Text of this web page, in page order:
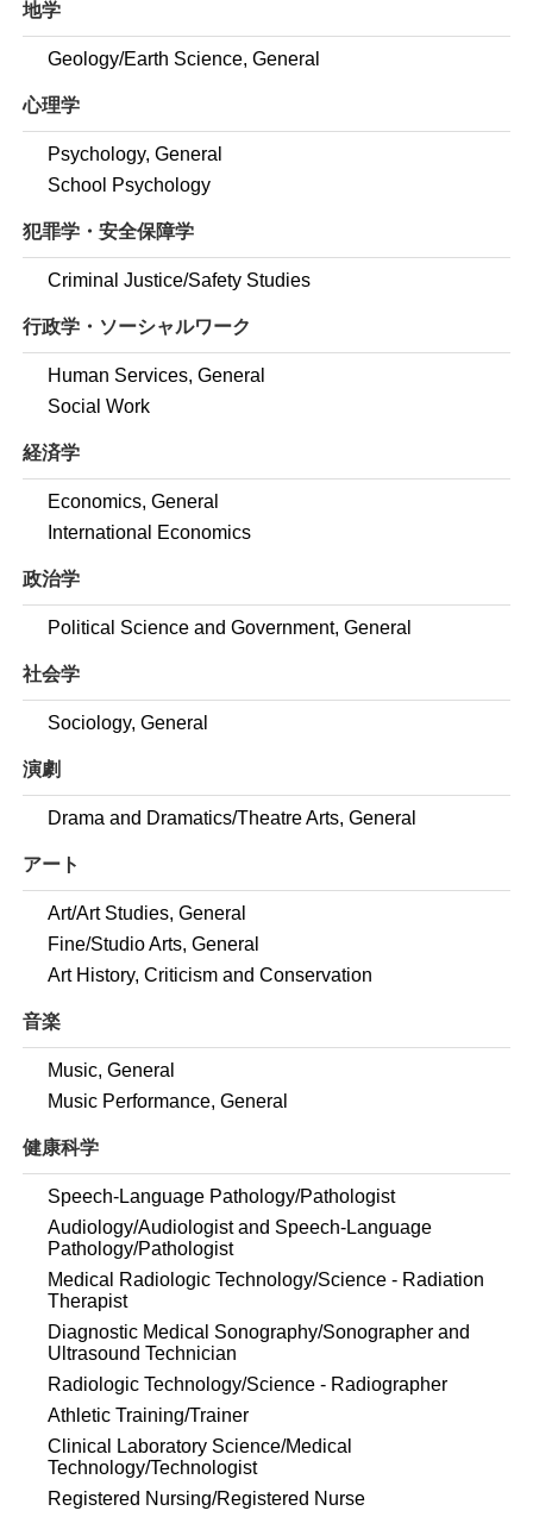
地学
Geology/Earth Science, General
心理学
Psychology, General
School Psychology
犯罪学・安全保障学
Criminal Justice/Safety Studies
行政学・ソーシャルワーク
Human Services, General
Social Work
経済学
Economics, General
International Economics
政治学
Political Science and Government, General
社会学
Sociology, General
演劇
Drama and Dramatics/Theatre Arts, General
アート
Art/Art Studies, General
Fine/Studio Arts, General
Art History, Criticism and Conservation
音楽
Music, General
Music Performance, General
健康科学
Speech-Language Pathology/Pathologist
Audiology/Audiologist and Speech-Language
Pathology/Pathologist
Medical Radiologic Technology/Science - Radiation
Therapist
Diagnostic Medical Sonography/Sonographer and
Ultrasound Technician
Radiologic Technology/Science - Radiographer
Athletic Training/Trainer
Clinical Laboratory Science/Medical
Technology/Technologist
Registered Nursing/Registered Nurse